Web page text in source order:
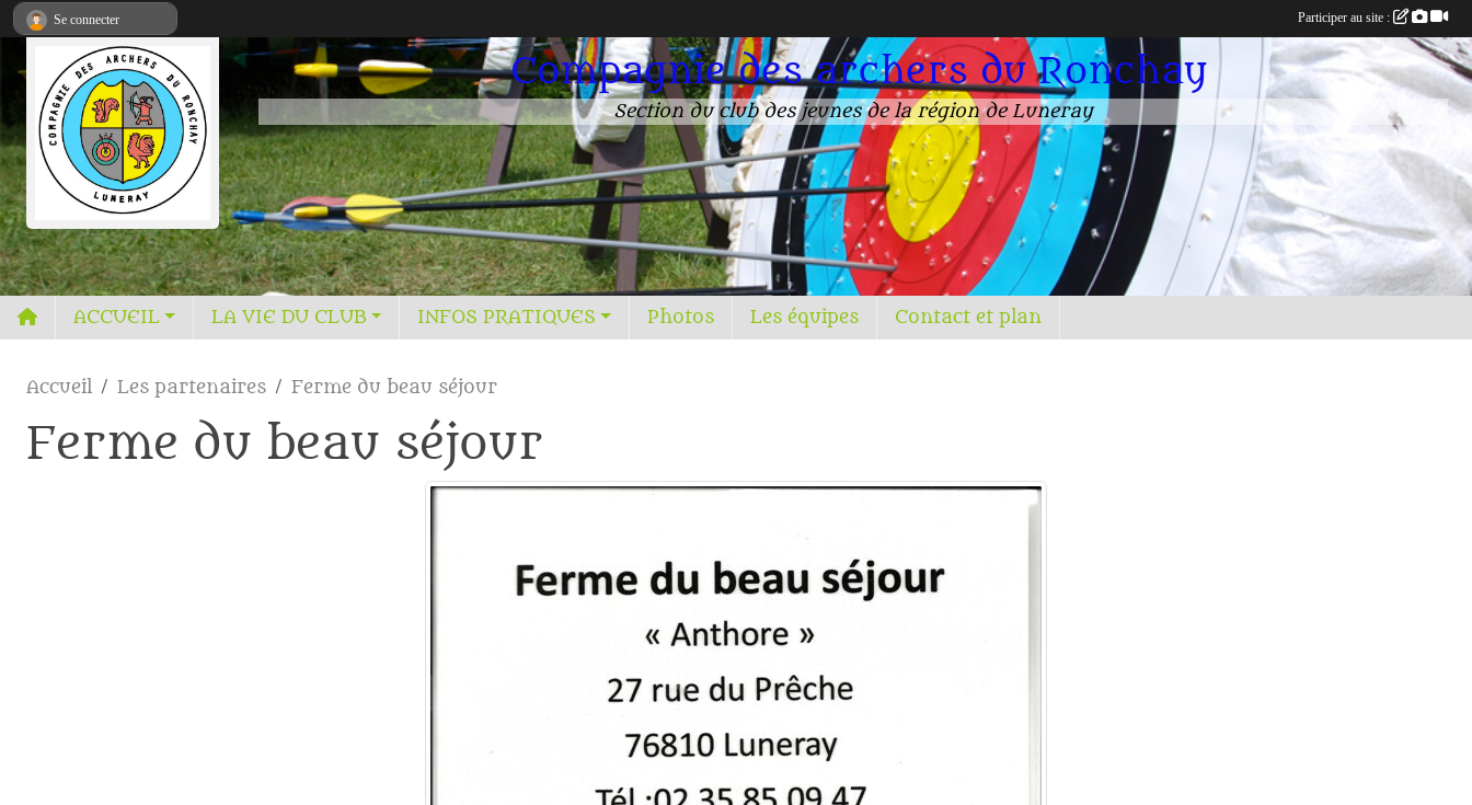
Compagnie des archers du Ronchay
Section du club des jeunes de la région de Luneray
ACCUEIL LA VIE DU CLUB INFOS PRATIQUES Photos Les équipes Contact et plan
Accueil Les partenaires Ferme du beau séjour
Ferme du beau séjour
Se connecter Participer au site :
Panneau de gestion des cookies